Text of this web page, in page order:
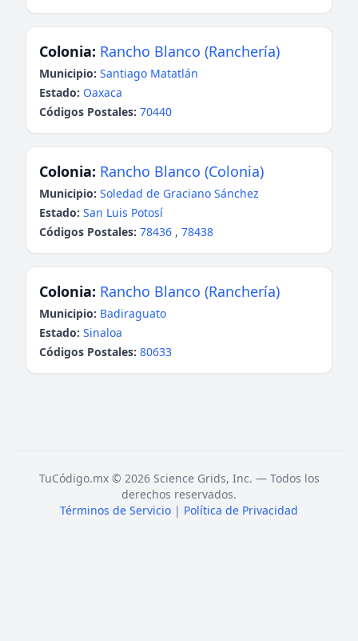
Colonia: Rancho Blanco (Ranchería)
Municipio: Santiago Matatlán
Estado: Oaxaca
Códigos Postales: 70440
Colonia: Rancho Blanco (Colonia)
Municipio: Soledad de Graciano Sánchez
Estado: San Luis Potosí
Códigos Postales: 78436 , 78438
Colonia: Rancho Blanco (Ranchería)
Municipio: Badiraguato
Estado: Sinaloa
Códigos Postales: 80633
TuCódigo.mx © 2026 Science Grids, Inc. — Todos los
derechos reservados.
Términos de Servicio | Política de Privacidad